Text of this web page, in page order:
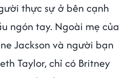
thực sự ở bên cạnh
ngón tay. Ngoài mẹ của
Jackson và người bạn
Taylor, chỉ có Britney